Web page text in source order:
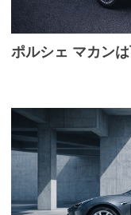
ポルシェ マカン